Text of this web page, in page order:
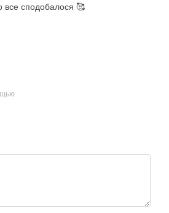
все сподобалося 🥰